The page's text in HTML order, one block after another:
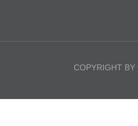
COPYRIGHT